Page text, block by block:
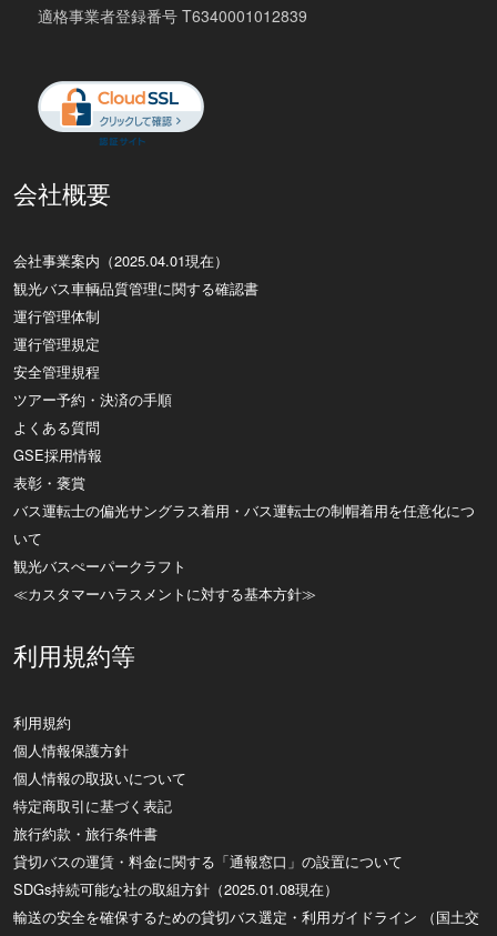
適格事業者登録番号 T6340001012839
会社概要
会社事業案内（2025.04.01現在）
観光バス車輌品質管理に関する確認書
運行管理体制
運行管理規定
安全管理規程
ツアー予約・決済の手順
よくある質問
GSE採用情報
表彰・褒賞
バス運転士の偏光サングラス着用・バス運転士の制帽着用を任意化につ
いて
観光バスぺーパークラフト
≪カスタマーハラスメントに対する基本方針≫
利用規約等
利用規約
個人情報保護方針
個人情報の取扱いについて
特定商取引に基づく表記
旅行約款・旅行条件書
貸切バスの運賃・料金に関する「通報窓口」の設置について
SDGs持続可能な社の取組方針（2025.01.08現在）
輸送の安全を確保するための貸切バス選定・利用ガイドライン （国土交